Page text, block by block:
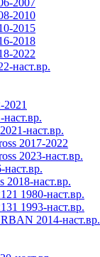
2010
2015
2018
2022
наст.вр.
2021
наст.вр.
2017-2022
2023-наст.вр.
2018-наст.вр.
1980-наст.вр.
1993-наст.вр.
2014-наст.вр.